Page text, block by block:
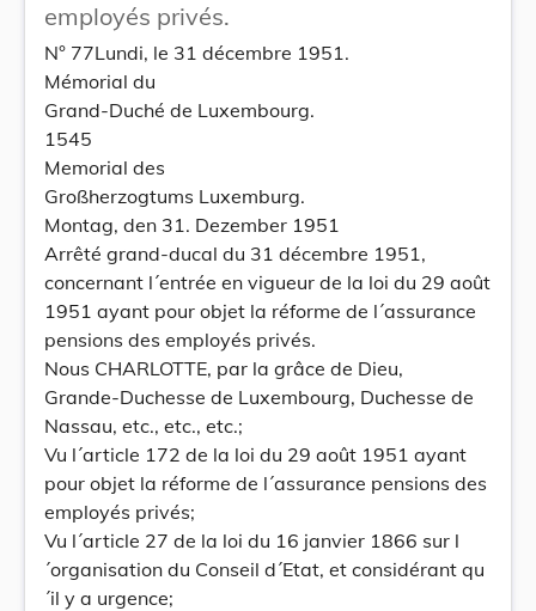
employés privés.
N° 77Lundi, le 31 décembre 1951.
Mémorial du
Grand-Duché de Luxembourg.
1545
Memorial des
Großherzogtums Luxemburg.
Montag, den 31. Dezember 1951
Arrêté grand-ducal du 31 décembre 1951,
concernant l´entrée en vigueur de la loi du 29 août
1951 ayant pour objet la réforme de l´assurance
pensions des employés privés.
Nous CHARLOTTE, par la grâce de Dieu,
Grande-Duchesse de Luxembourg, Duchesse de
Nassau, etc., etc., etc.;
Vu l´article 172 de la loi du 29 août 1951 ayant
pour objet la réforme de l´assurance pensions des
employés privés;
Vu l´article 27 de la loi du 16 janvier 1866 sur l
´organisation du Conseil d´Etat, et considérant qu
´il y a urgence;